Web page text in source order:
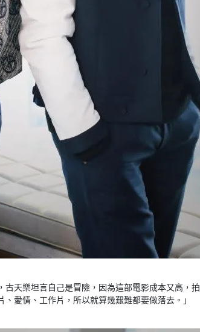
天樂坦言自己是冒險，因為這部電影成本又高，
愛情、工作片，所以就算幾艱難都要做落去。」